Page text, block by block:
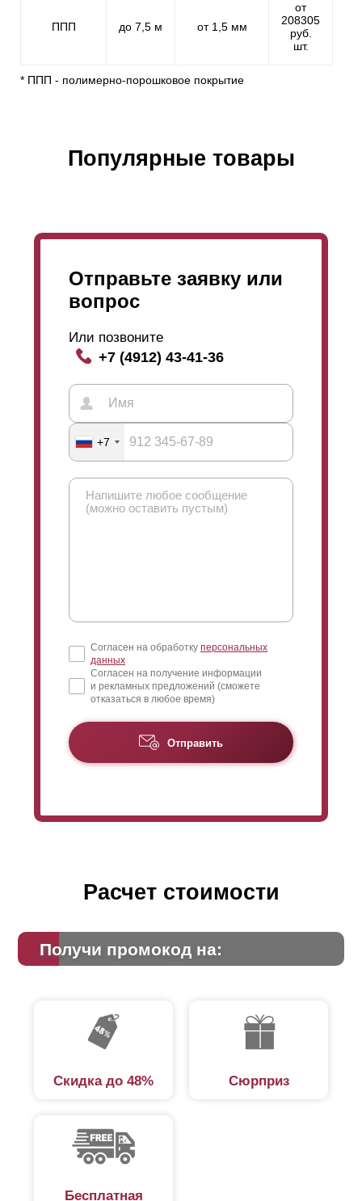
ППП до 7,5 м от 1,5 мм
от
208305
руб.
шт.
* ППП - полимерно-порошковое покрытие
Популярные товары
Отправьте заявку или
вопрос
Или позвоните
+7 (4912) 43-41-36
+7
Согласен на обработку персональных
данных
Согласен на получение информации
и рекламных предложений (сможете
отказаться в любое время)
Отправить
Расчет стоимости
Получи промокод на:
Скидка до 48% Сюрприз
Бесплатная